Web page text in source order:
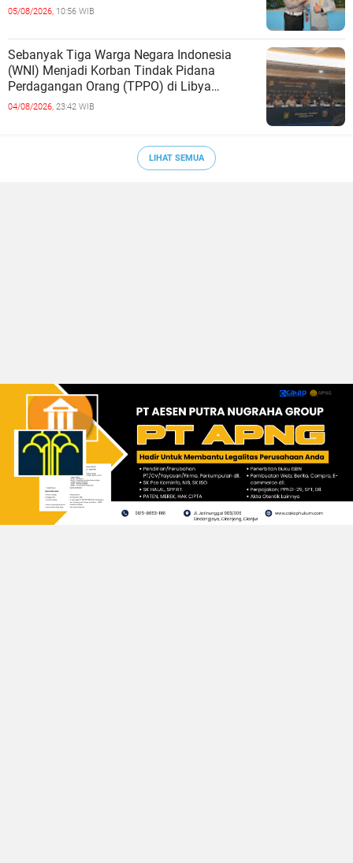
05/08/2026, 10:56 WIB
Sebanyak Tiga Warga Negara Indonesia
(WNI) Menjadi Korban Tindak Pidana
Perdagangan Orang (TPPO) di Libya
Berhasil Dipulangkan Ke - Indonesia. Mereka
04/08/2026, 23:42 WIB
LIHAT SEMUA